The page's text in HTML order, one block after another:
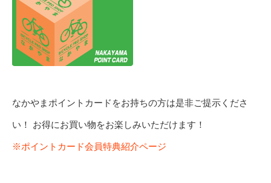
なかやまポイントカードをお持ちの方は是非ご提示くださ
い！ お得にお買い物をお楽しみいただけます！
※ポイントカード会員特典紹介ページ